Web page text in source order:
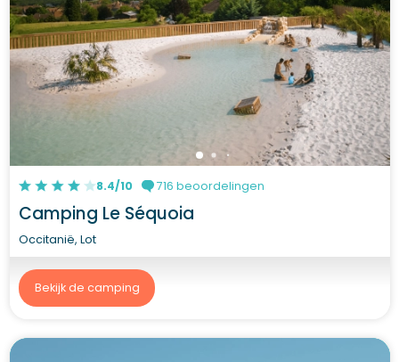
8.4/10 716 beoordelingen
Camping Le Séquoia
Occitanië, Lot
Bekijk de camping